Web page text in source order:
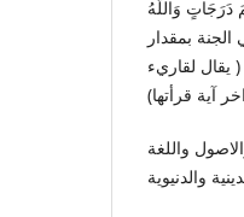
دَرَجَاتٍ وَاللَّهُ
في الجنة بمقدار
لقاريء
واللغة